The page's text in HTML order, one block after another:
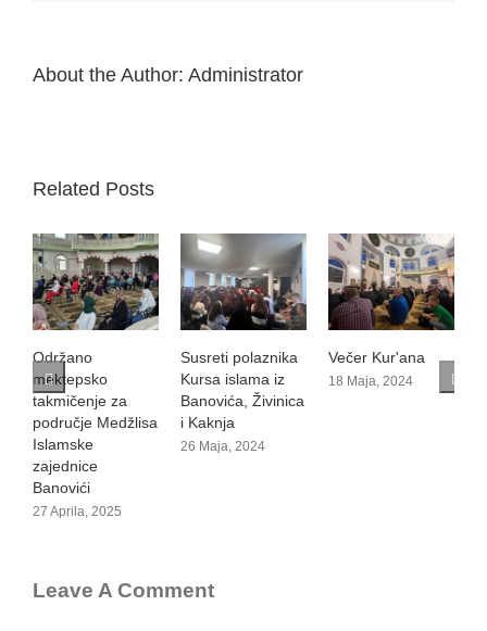
About the Author: Administrator
Related Posts
Susreti polaznika
Kursa islama iz
Banovića, Živinica
i Kaknja
26 Maja, 2024
Večer Kur'ana
18 Maja, 2024
Održano
mektepsko
Leave A Comment